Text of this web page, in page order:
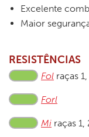
Excelente
Maior
RESISTÊNCIAS
Fol raças
Forl
Mi raças 1,